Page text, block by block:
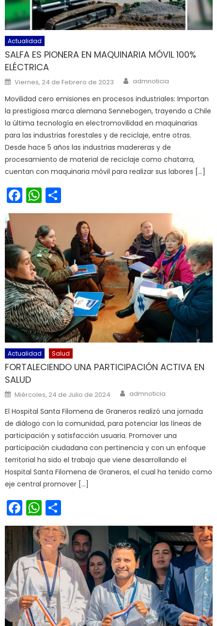
Actualidad
SALFA ES PIONERA EN MAQUINARIA MÓVIL 100%
ELÉCTRICA
Posted on
Viernes, 24 de Febrero de 2023 Author
admnoticia
Movilidad cero emisiones en procesos industriales: Importan
la prestigiosa marca alemana Sennebogen, trayendo a Chile
la última tecnología en electromovilidad en maquinarias
para las industrias forestales y de reciclaje, entre otras.
Desde hace 5 años las industrias madereras y de
procesamiento de material de reciclaje como chatarra,
cuentan con maquinaria móvil para realizar sus labores […]
Facebook
WhatsApp
Actualidad Salud
FORTALECIENDO UNA PARTICIPACIÓN ACTIVA EN
SALUD
Posted on
Miércoles, 24 de Julio de 2024 Author
admnoticia
El Hospital Santa Filomena de Graneros realizó una jornada
de diálogo con la comunidad, para potenciar las líneas de
participación y satisfacción usuaria. Promover una
participación ciudadana con pertinencia y con un enfoque
territorial ha sido el trabajo que viene desarrollando el
Hospital Santa Filomena de Graneros, el cual ha tenido como
eje central promover […]
Facebook
WhatsApp